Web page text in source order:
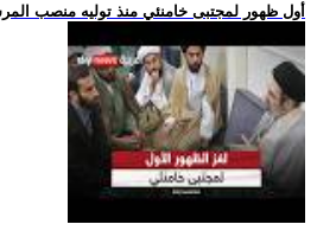
.. أول ظهور لمجتبى خامنئي منذ توليه منصب